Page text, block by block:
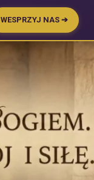
WESPRZYJ NAS ➔